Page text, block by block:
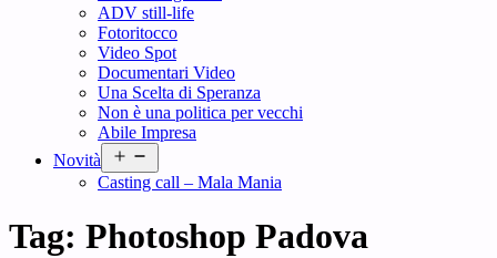
ADV still-life
Fotoritocco
Video Spot
Documentari Video
Una Scelta di Speranza
Non è una politica per vecchi
Abile Impresa
Novità
menu
Casting call – Mala Mania
Tag: Photoshop Padova